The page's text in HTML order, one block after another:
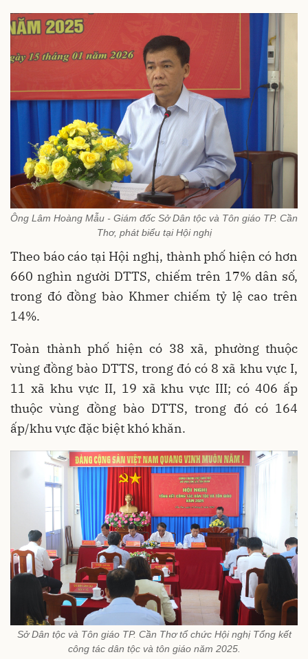
Ông Lâm Hoàng Mẫu - Giám đốc Sở Dân tộc và Tôn giáo TP. Cần
Thơ, phát biểu tại Hội nghị
Theo báo cáo tại Hội nghị, thành phố hiện có hơn
660 nghìn người DTTS, chiếm trên 17% dân số,
trong đó đồng bào Khmer chiếm tỷ lệ cao trên
14%.
Toàn thành phố hiện có 38 xã, phường thuộc
vùng đồng bào DTTS, trong đó có 8 xã khu vực I,
11 xã khu vực II, 19 xã khu vực III; có 406 ấp
thuộc vùng đồng bào DTTS, trong đó có 164
ấp/khu vực đặc biệt khó khăn.
Sở Dân tộc và Tôn giáo TP. Cần Thơ tổ chức Hội nghị Tổng kết
công tác dân tộc và tôn giáo năm 2025.